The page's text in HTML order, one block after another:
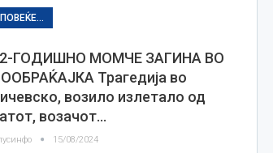
ПОВЕЌЕ...
ГОДИШНО МОМЧЕ ЗАГИНА ВО
Трагедија во
возило излетало од
возачот…
15/08/2024